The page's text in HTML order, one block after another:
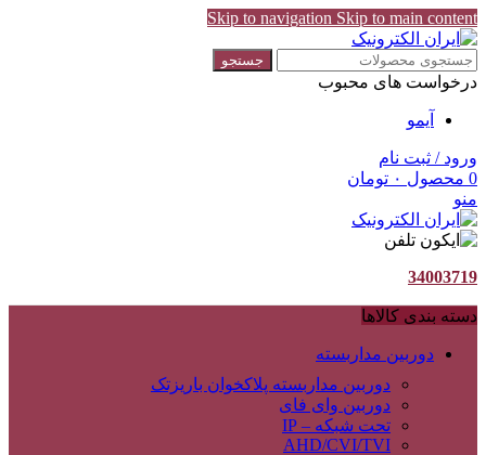
Skip to navigation Skip to main content
جستجو
درخواست های محبوب
آیمو
ورود / ثبت نام
0 محصول ۰ تومان
منو
34003719
دسته بندی کالاها
دوربین مداربسته
دوربین مداربسته پلاکخوان باریزتک
دوربین وای فای
تحت شبکه – IP
AHD/CVI/TVI